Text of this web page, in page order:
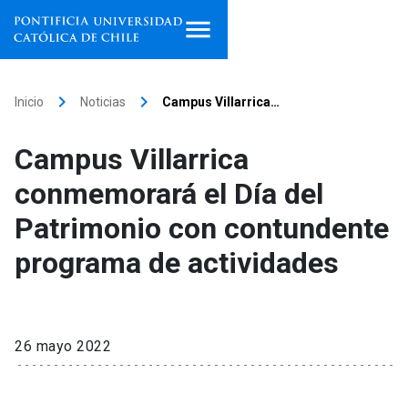
Facultades, escuelas e
institutos
Investigación
Inicio keyboard_arrow_right Noticias keyboard_arrow_right Campus Villarrica…
Campus Villarrica
conmemorará el Día del
Patrimonio con contundente
programa de actividades
26 mayo 2022